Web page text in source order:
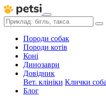
Породи собак
Породи котів
Коні
Динозаври
Довідник
Вет. клініки Клички
Блог